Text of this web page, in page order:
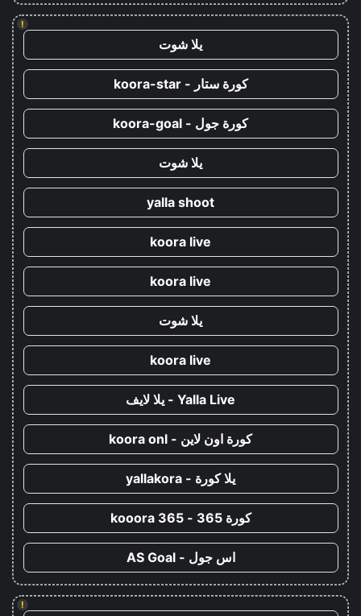
!
يلا شوت
كورة ستار - koora-star
كورة جول - koora-goal
يلا شوت
yalla shoot
koora live
koora live
يلا شوت
koora live
Yalla Live - يلا لايف
كورة اون لاين - koora onl
يلا كورة - yallakora
كورة 365 - kooora 365
اس جول - AS Goal
!